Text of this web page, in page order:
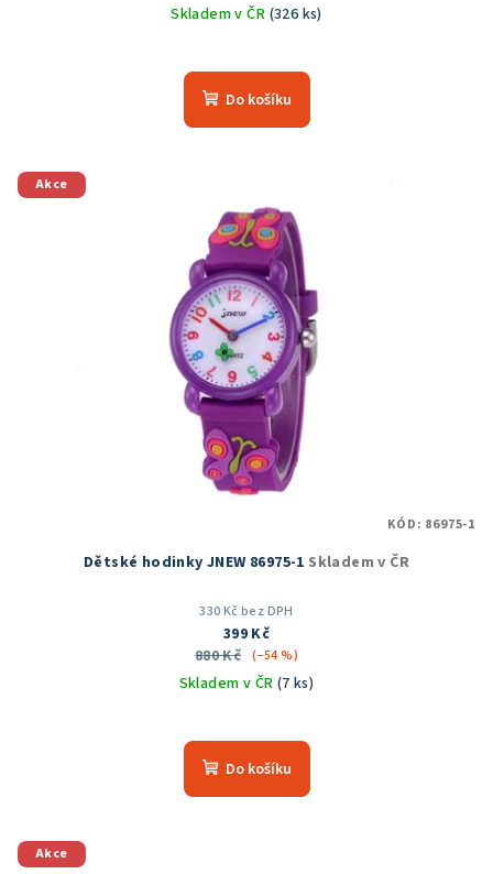
Skladem v ČR (326 ks)
hodnocení
produktu
hvězdiček.
Do košíku
Akce
Dětské hodinky JNEW 86975-1 Skladem v ČR
330 Kč bez DPH
399 Kč
880 Kč (–54 %)
Skladem v ČR (7 ks)
hodnocení
produktu
Do košíku
KÓD: 86975-1
Akce